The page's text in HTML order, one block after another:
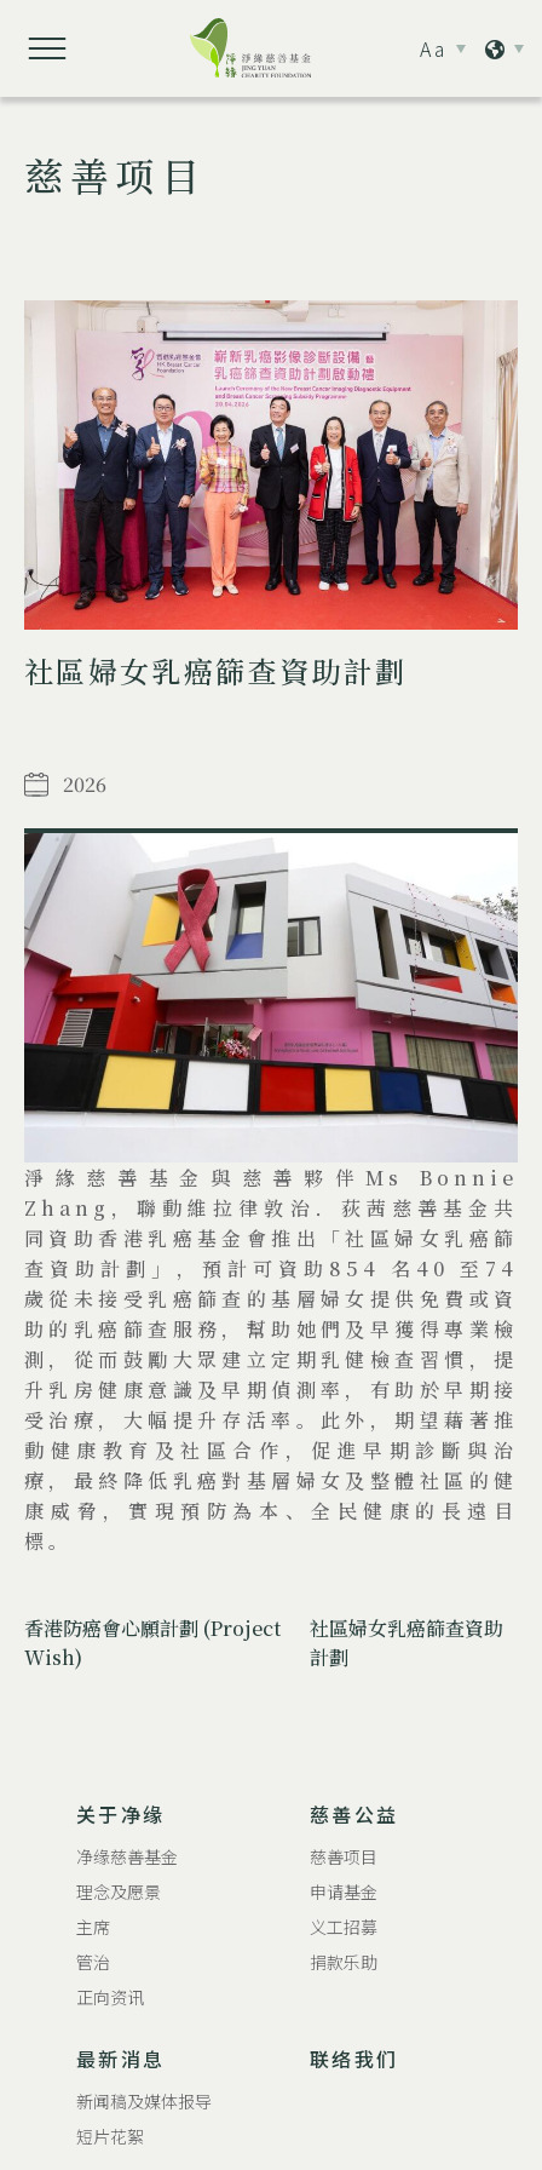
Aa
慈善项目
社區婦女乳癌篩查資助計劃
2026
淨緣慈善基金與慈善夥伴Ms Bonnie
Zhang，聯動維拉律敦治．荻茜慈善基金共
同資助香港乳癌基金會推出「社區婦女乳癌篩
查資助計劃」，預計可資助854 名40 至74
歲從未接受乳癌篩查的基層婦女提供免費或資
助的乳癌篩查服務，幫助她們及早獲得專業檢
測，從而鼓勵大眾建立定期乳健檢查習慣，提
升乳房健康意識及早期偵測率，有助於早期接
受治療，大幅提升存活率。此外，期望藉著推
動健康教育及社區合作，促進早期診斷與治
療，最終降低乳癌對基層婦女及整體社區的健
康威脅，實現預防為本、全民健康的長遠目
標。
香港防癌會心願計劃 (Project
Wish)
社區婦女乳癌篩查資助
計劃
关于净缘
净缘慈善基金
理念及愿景
主席
管治
正向资讯
慈善公益
慈善项目
申请基金
义工招募
捐款乐助
最新消息
新闻稿及媒体报导
短片花絮
联络我们